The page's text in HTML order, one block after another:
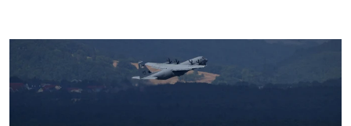
unterstützen
genossenschaft